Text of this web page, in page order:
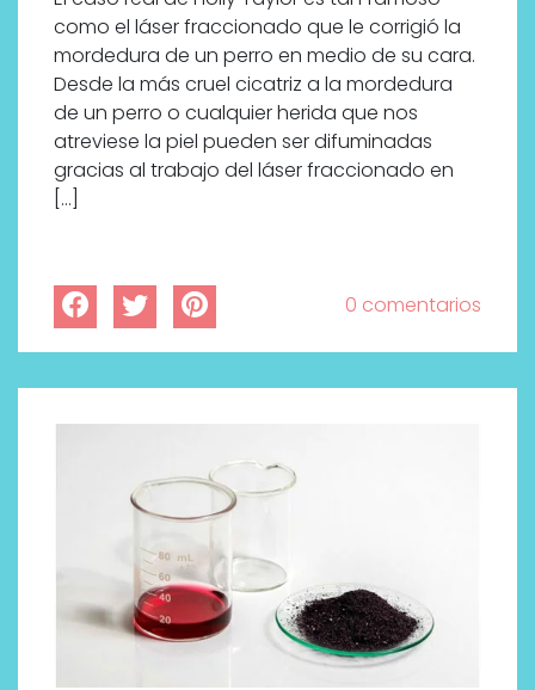
como el láser fraccionado que le corrigió la
mordedura de un perro en medio de su cara.
Desde la más cruel cicatriz a la mordedura
de un perro o cualquier herida que nos
atreviese la piel pueden ser difuminadas
gracias al trabajo del láser fraccionado en
[…]
0 comentarios